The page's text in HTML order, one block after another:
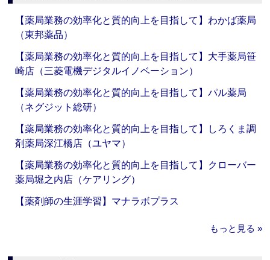
【薬局業務の効率化と質的向上を目指して】わかば薬局
（東邦薬品）
【薬局業務の効率化と質的向上を目指して】大手薬局笹
崎店（三菱電機デジタルイノベーション）
【薬局業務の効率化と質的向上を目指して】パル薬局
（ネグジット総研）
【薬局業務の効率化と質的向上を目指して】しろくま調
剤薬局深江橋店（ユヤマ）
【薬局業務の効率化と質的向上を目指して】クローバー
薬局堀之内店（ケアリング）
【薬剤師の生涯学習】マナラボプラス
もっと見る »